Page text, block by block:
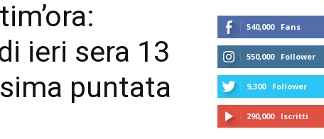
ieri sera 13
puntata
540,000 Fans
550,000 Follower
9,300 Follower
290,000 Iscritti